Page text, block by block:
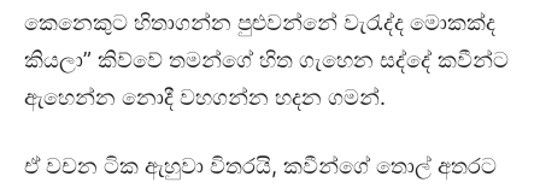
කෙනෙකුට හිතාගන්න පුළුවන්නේ වැරැද්ද මොකක්ද
කියලා” කිව්වේ තමන්ගේ හිත ගැහෙන සද්දේ කවීන්ට
ඇහෙන්න නොදී වහගන්න හදන ගමන්.
ඒ වචන ටික ඇහුවා විතරයි, කවීන්ගේ තොල් අතරට